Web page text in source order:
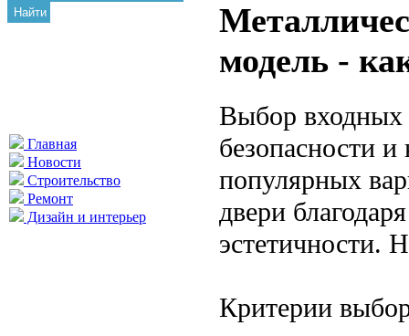
Найти
Главная
Новости
Строительство
Ремонт
Дизайн и интерьер
модель -
Выбор
безопасности
популярных
двери
эстетичности.
Критерии